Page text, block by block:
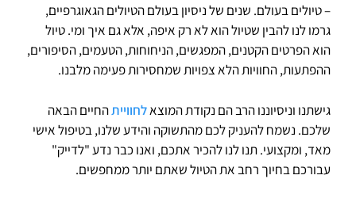
– טיולים בעולם. שנים של ניסיון בעולם הטיולים הגאוגרפיים,
גרמו לנו להבין שטיול הוא לא רק איפה, אלא גם איך ומי. טיול
הוא הפרטים הקטנים, המפגשים, הניחוחות, הטעמים, הסיפורים,
ההפתעות, החוויות הלא צפויות שמחסירות פעימה מלבנו.
גישתנו וניסיוננו הרב הם נקודת המוצאלחווייתהחיים הבאה
שלכם. נשמח להעניק לכם מהתשוקה והידע שלנו, בטיפול אישי
מאד, ומקצועי. תנו לנו להכיר אתכם, ואנו כבר נדע "לדייק"
עבורכם בחיוך רחב את הטיול שאתם יותר ממחפשים.